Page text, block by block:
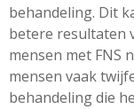
behandeling. Dit
betere resultaten
mensen met FNS
mensen vaak
behandeling die